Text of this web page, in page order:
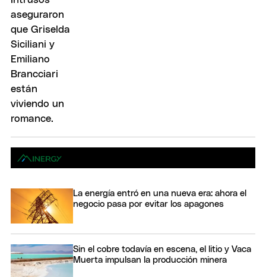
La energía entró en una nueva era: ahora el
negocio pasa por evitar los apagones
Sin el cobre todavía en escena, el litio y Vaca
Muerta impulsan la producción minera